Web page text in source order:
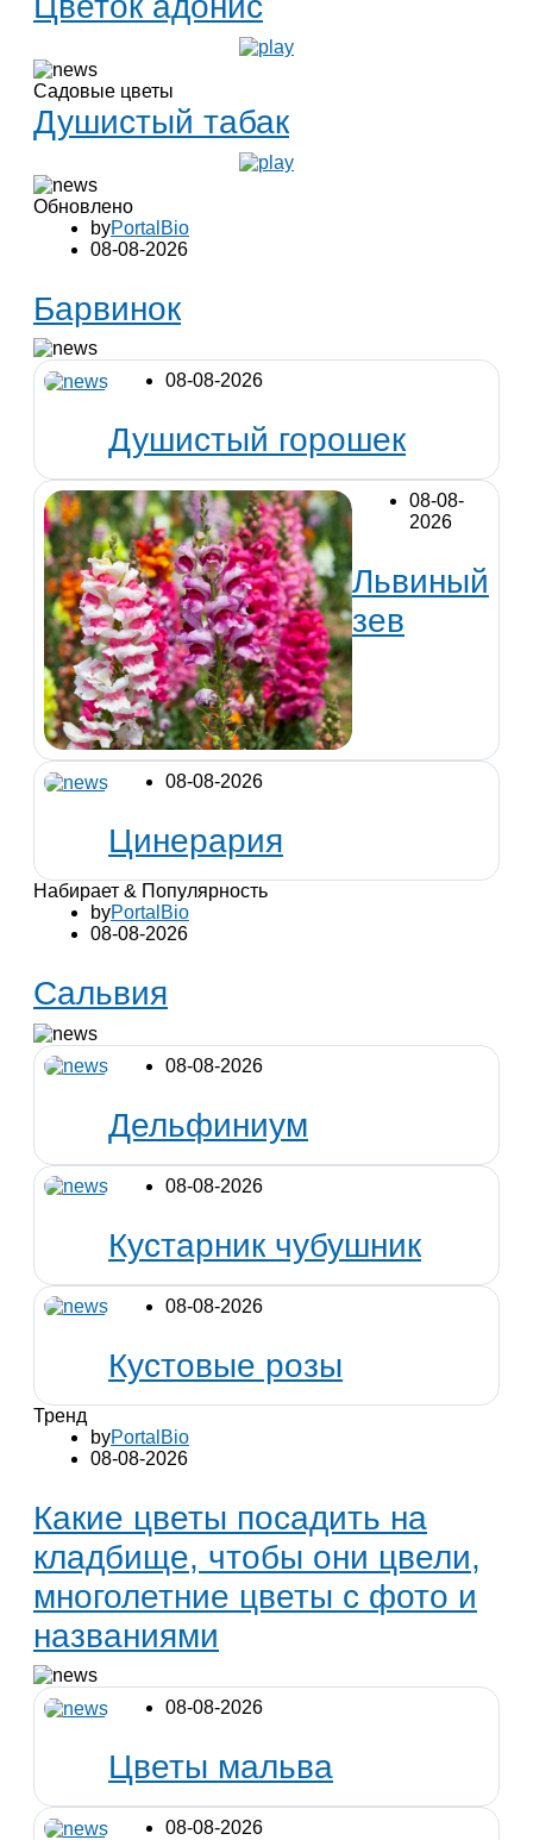
Садовые цветы
Душистый табак
Обновлено
byPortalBio
08-08-2026
Барвинок
08-08-2026
Душистый горошек
08-08-
2026
Львиный
зев
08-08-2026
Цинерария
Набирает & Популярность
byPortalBio
08-08-2026
Сальвия
08-08-2026
Дельфиниум
08-08-2026
Кустарник чубушник
08-08-2026
Кустовые розы
Тренд
byPortalBio
08-08-2026
Какие цветы посадить на
кладбище, чтобы они цвели,
многолетние цветы с фото и
названиями
08-08-2026
Цветы мальва
08-08-2026